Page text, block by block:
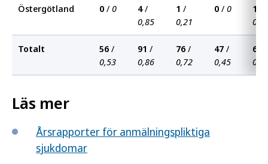
Östergötland 0 / 0 4/
0,85
1 /
0,21
0 / 0 1
Totalt 56 /
0,53
91 /
0,86
76 /
0,72
47 /
0,45
66
Läs mer
Årsrapporter för anmälningspliktiga
sjukdomar